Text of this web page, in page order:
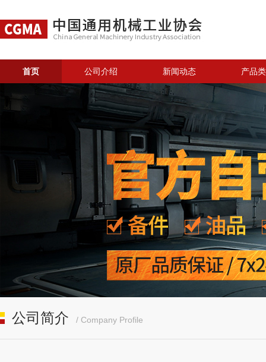
首页 公司介绍 新闻动态 产品
公司简介 / Company Profile